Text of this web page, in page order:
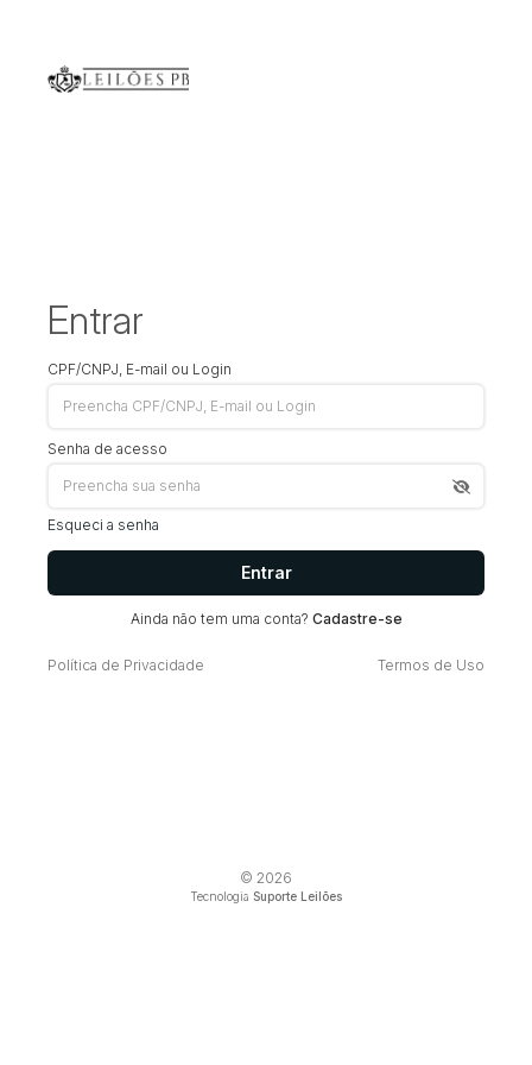
Entrar
CPF/CNPJ, E-mail ou Login
Senha de acesso
Esqueci a senha
Entrar
Ainda não tem uma conta? Cadastre-se
Política de Privacidade Termos de Uso
© 2026
Tecnologia Suporte Leilões